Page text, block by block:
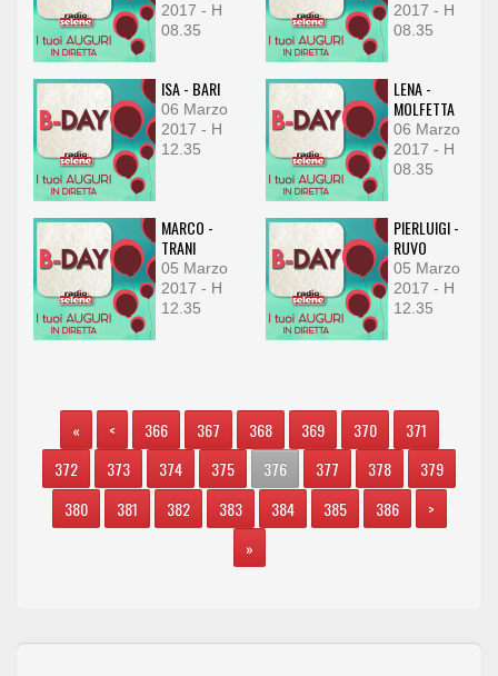
2017 - H
08.35
2017 - H
08.35
ISA - BARI
06 Marzo
2017 - H
12.35
LENA -
MOLFETTA
06 Marzo
2017 - H
08.35
MARCO -
TRANI
05 Marzo
2017 - H
12.35
PIERLUIGI -
RUVO
05 Marzo
2017 - H
12.35
« < 366 367 368 369 370
371
372
373 374 375 376 377 378
379
380
381 382 383 384 385 386
>
»